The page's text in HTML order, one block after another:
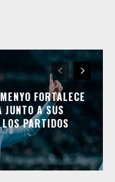
FORTALECE
JUNTO A SUS
PARTIDOS